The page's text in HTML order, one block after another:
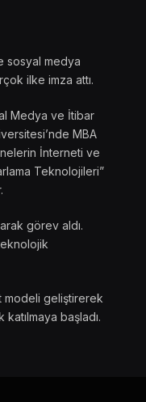
sosyal medya
ilke imza attı.
Medya ve İtibar
MBA
İnterneti ve
Teknolojileri”
görev aldı.
modeli geliştirerek
başladı.